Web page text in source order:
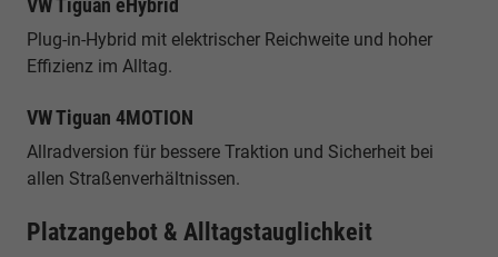
VW Tiguan eHybrid
Plug-in-Hybrid mit elektrischer Reichweite und hoher
Effizienz im Alltag.
VW Tiguan 4MOTION
Allradversion für bessere Traktion und Sicherheit bei
allen Straßenverhältnissen.
Platzangebot & Alltagstauglichkeit